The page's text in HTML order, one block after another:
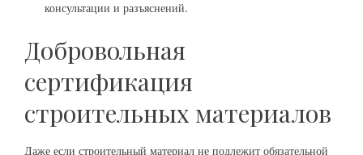
консультации и разъяснений.
Добровольная
сертификация
строительных материалов
Даже если строительный материал не подлежит обязательной